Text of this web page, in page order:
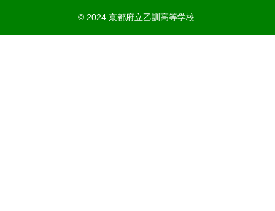
© 2024 京都府立乙訓高等学校.